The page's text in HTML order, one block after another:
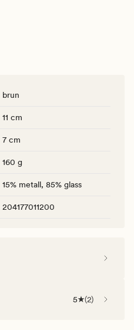
brun
11 cm
7 cm
160 g
15% metall, 85% glass
204177011200
5 (2)